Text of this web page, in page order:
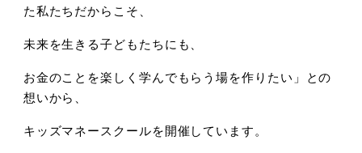
た私たちだからこそ、
未来を生きる子どもたちにも、
お金のことを楽しく学んでもらう場を作りたい」との
想いから、
キッズマネースクールを開催しています。